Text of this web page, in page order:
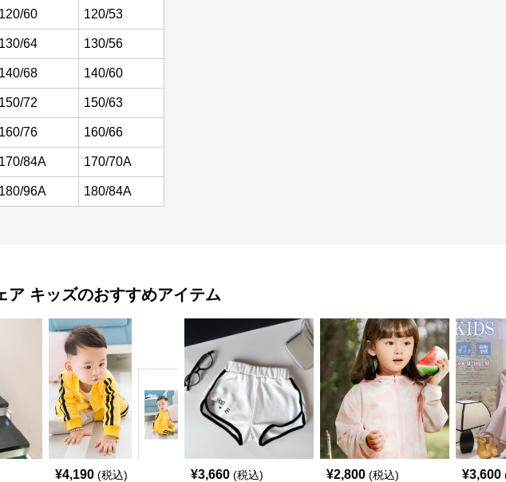
120/60 120/53
130/64 130/56
140/68 140/60
150/72 150/63
160/76 160/66
170/84A 170/70A
180/96A 180/84A
ア キッズのおすすめアイテム
¥4,190 (税込) ¥3,660 (税込) ¥2,800 (税込) ¥3,600